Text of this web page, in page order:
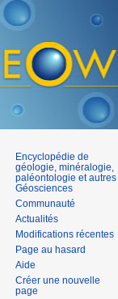
Encyclopédie de
géologie, minéralogie,
paléontologie et autres
Géosciences
Communauté
Actualités
Modifications récentes
Page au hasard
Aide
Créer une nouvelle
page